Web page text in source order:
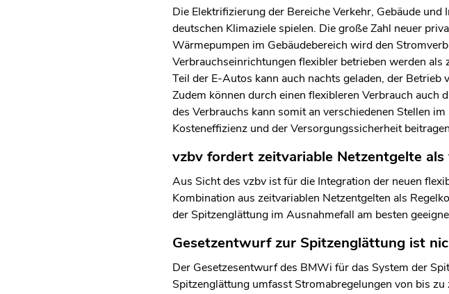
Die Elektrifizierung der Bereiche Verkehr, Gebäude
deutschen Klimaziele spielen. Die große Zahl neuer
Wärmepumpen im Gebäudebereich wird den
Verbrauchseinrichtungen flexibler betrieben werden
Teil der E-Autos kann auch nachts geladen, der
Zudem können durch einen flexibleren Verbrauch auch
des Verbrauchs kann somit an verschiedenen Stellen
Kosteneffizienz und der Versorgungssicherheit
vzbv fordert zeitvariable Netzentgelte
Aus Sicht des vzbv ist für die Integration der neuen
Kombination aus zeitvariablen Netzentgelten als
der Spitzenglättung im Ausnahmefall am besten
Gesetzentwurf zur Spitzenglättung ist
Der Gesetzesentwurf des BMWi für das System der
Spitzenglättung umfasst Stromabregelungen von bis